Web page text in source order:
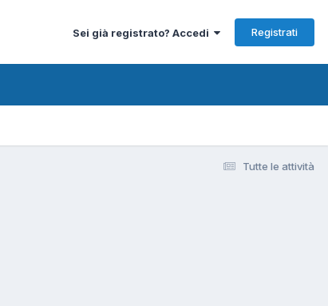
Sei già registrato? Accedi Registrati
Tutte le attività